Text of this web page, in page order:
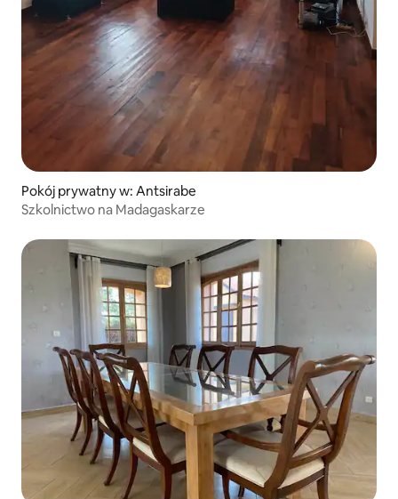
Pokój prywatny w: Antsirabe
Szkolnictwo na Madagaskarze